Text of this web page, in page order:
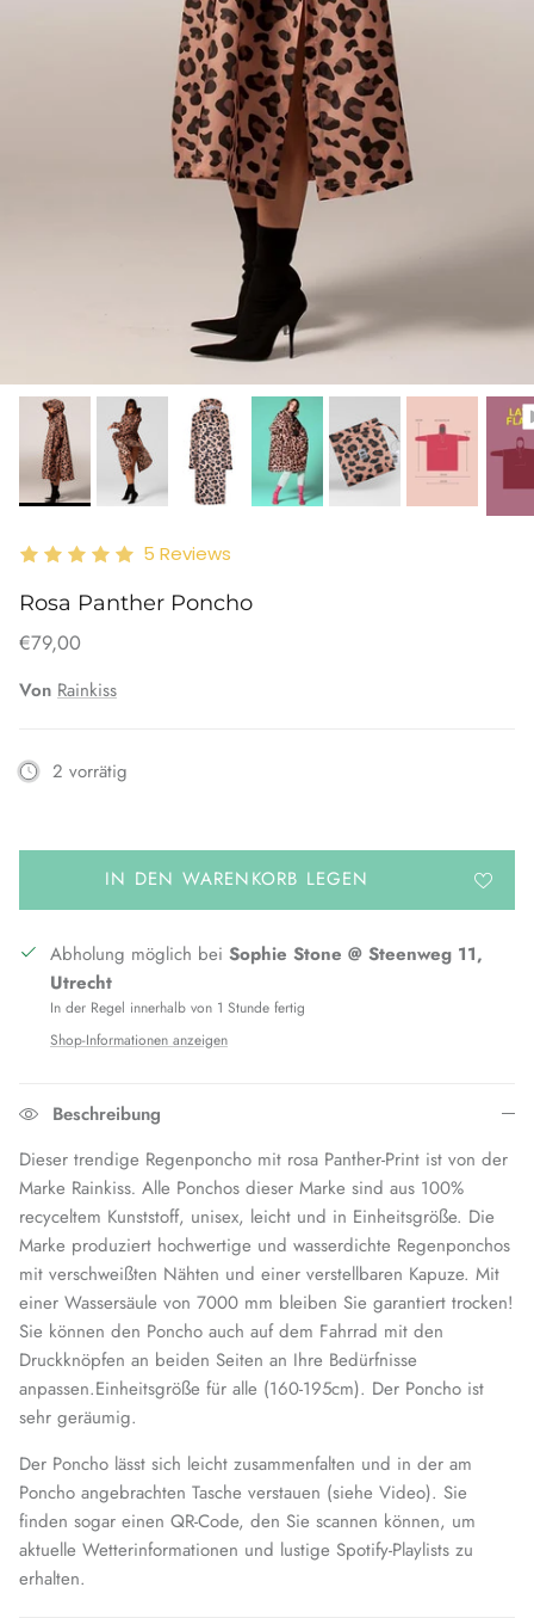
5 Reviews
Rosa Panther Poncho
€79,00
Von Rainkiss
2 vorrätig
IN DEN WARENKORB LEGEN
Abholung möglich bei Sophie Stone @ Steenweg 11,
Utrecht
In der Regel innerhalb von 1 Stunde fertig
Shop-Informationen anzeigen
Beschreibung
Dieser trendige Regenponcho mit rosa Panther-Print ist von der
Marke Rainkiss. Alle Ponchos dieser Marke sind aus 100%
recyceltem Kunststoff, unisex, leicht und in Einheitsgröße. Die
Marke produziert hochwertige und wasserdichte Regenponchos
mit verschweißten Nähten und einer verstellbaren Kapuze. Mit
einer Wassersäule von 7000 mm bleiben Sie garantiert trocken!
Sie können den Poncho auch auf dem Fahrrad mit den
Druckknöpfen an beiden Seiten an Ihre Bedürfnisse
anpassen.Einheitsgröße für alle (160-195cm). Der Poncho ist
sehr geräumig.
Der Poncho lässt sich leicht zusammenfalten und in der am
Poncho angebrachten Tasche verstauen (siehe Video). Sie
finden sogar einen QR-Code, den Sie scannen können, um
aktuelle Wetterinformationen und lustige Spotify-Playlists zu
erhalten.